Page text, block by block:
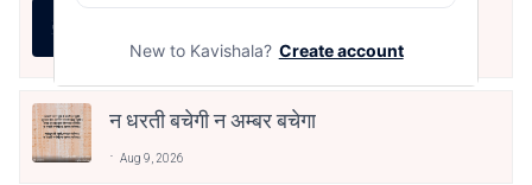
मधुर मिलन
Aug 10, 2026
न धरती बचेगी न अम्बर बचेगा
Aug 9, 2026
New to Kavishala? Create account